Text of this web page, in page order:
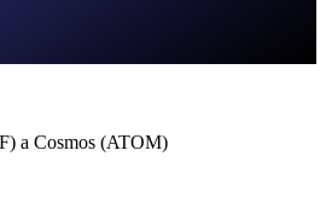
a Cosmos (ATOM)